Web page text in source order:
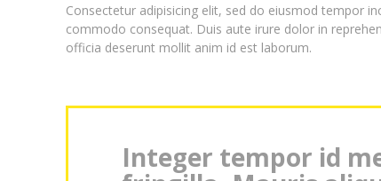
Consectetur adipisicing elit, sed do eiusmod tempor
commodo consequat. Duis aute irure dolor in
officia deserunt mollit anim id est laborum.
Integer tempor id